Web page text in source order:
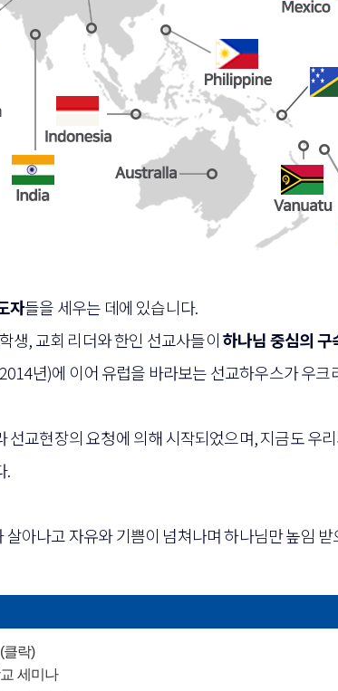
자들을 세우는 데에 있습니다.
생, 교회 리더와 한인 선교사들이하나님 중심의 구
년)에 이어 유럽을 바라보는 선교하우스가 우
교현장의 요청에 의해 시작되었으며, 지금도 우
.
아나고 자유와 기쁨이 넘쳐나며 하나님만 높임
클락)
세미나